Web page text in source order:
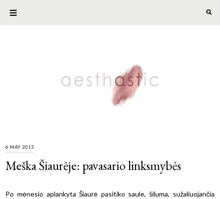
6 MAY 2013
Meška Šiaurėje: pavasario linksmybės
Po mėnesio aplankyta Šiaurė pasitiko saule, šiluma, sužaliuojančia